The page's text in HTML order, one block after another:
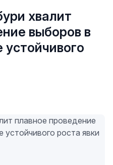
хвалит
выборов в